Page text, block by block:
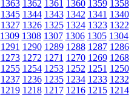
1363 1362 1361 1360 1359 1358
1345 1344 1343 1342 1341 1340
1327 1326 1325 1324 1323 1322
1309 1308 1307 1306 1305 1304
1291 1290 1289 1288 1287 1286
1273 1272 1271 1270 1269 1268
1255 1254 1253 1252 1251 1250
1237 1236 1235 1234 1233 1232
1219 1218 1217 1216 1215 1214